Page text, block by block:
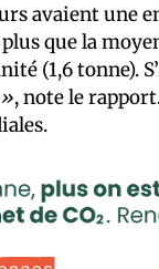
avaient une
que la
(1,6 tonne).
, note le